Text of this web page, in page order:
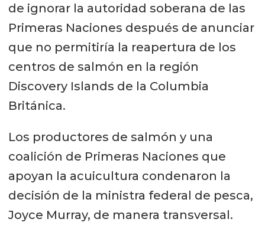
de ignorar la autoridad soberana de las
Primeras Naciones después de anunciar
que no permitiría la reapertura de los
centros de salmón en la región
Discovery Islands de la Columbia
Británica.
Los productores de salmón y una
coalición de Primeras Naciones que
apoyan la acuicultura condenaron la
decisión de la ministra federal de pesca,
Joyce Murray, de manera transversal.